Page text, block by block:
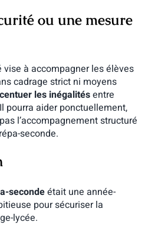
ou une mesure
vise à accompagner les élèves
cadrage strict ni moyens
les inégalitésentre
pourra aider ponctuellement,
l’accompagnement structuré
seconde.
secondeétait une année-
pour sécuriser la
lycée.